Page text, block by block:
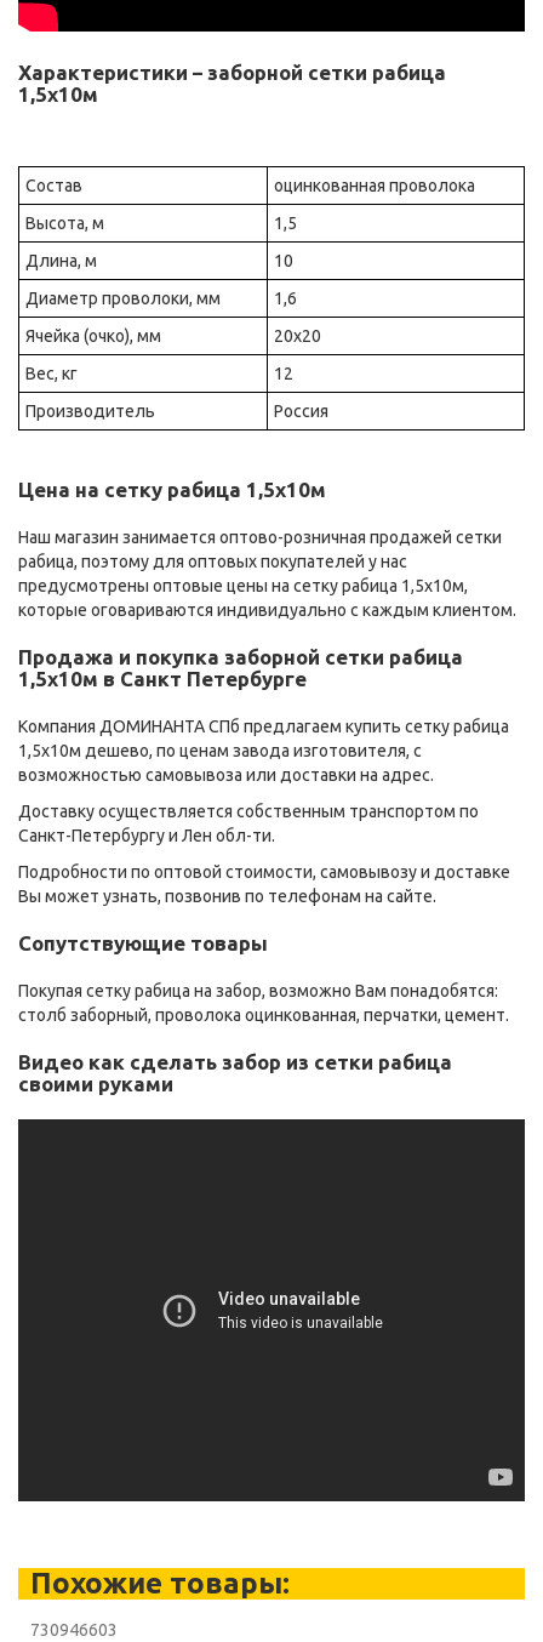
Характеристики – заборной сетки рабица
1,5х10м
Состав
оцинкованная проволока
Высота, м
1,5
Длина, м
10
Диаметр проволоки, мм
1,6
Ячейка (очко), мм
20х20
Вес, кг
12
Производитель
Россия
Цена на сетку рабица 1,5х10м
Наш магазин занимается оптово-розничная продажей сетки
рабица, поэтому для оптовых покупателей у нас
предусмотрены оптовые цены на сетку рабица 1,5х10м,
которые оговариваются индивидуально с каждым клиентом.
Продажа и покупка заборной сетки рабица
1,5х10м в Санкт Петербурге
Компания ДОМИНАНТА СПб предлагаем купить сетку рабица
1,5х10м дешево, по ценам завода изготовителя, с
возможностью самовывоза или доставки на адрес.
Доставку осуществляется собственным транспортом по
Санкт-Петербургу и Лен обл-ти.
Подробности по оптовой стоимости, самовывозу и доставке
Вы может узнать, позвонив по телефонам на сайте.
Сопутствующие товары
Покупая сетку рабица на забор, возможно Вам понадобятся:
столб заборный, проволока оцинкованная, перчатки, цемент.
Видео как сделать забор из сетки рабица
своими руками
Похожие товары:
730946603